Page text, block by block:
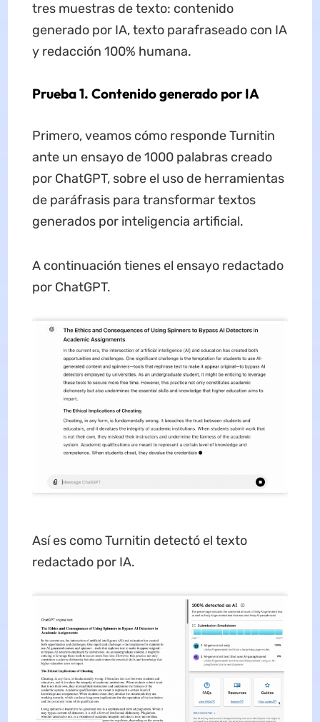
tres muestras de texto: contenido
generado por IA, texto parafraseado con IA
y redacción 100% humana.
Prueba 1. Contenido generado por IA
Primero, veamos cómo responde Turnitin
ante un ensayo de 1000 palabras creado
por ChatGPT, sobre el uso de herramientas
de paráfrasis para transformar textos
generados por inteligencia artificial.
A continuación tienes el ensayo redactado
por ChatGPT.
Así es como Turnitin detectó el texto
redactado por IA.